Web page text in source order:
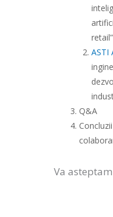
retail”
ASTI
Q&A
Va